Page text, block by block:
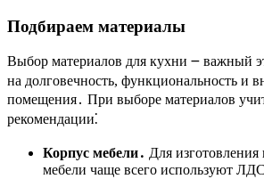
Подбираем материалы
Выбор материалов для кухни ౼ важный
на долговечность, функциональность и
помещения․ При выборе материалов
рекомендации⁚
Корпус мебели․ Для
мебели чаще всего используют